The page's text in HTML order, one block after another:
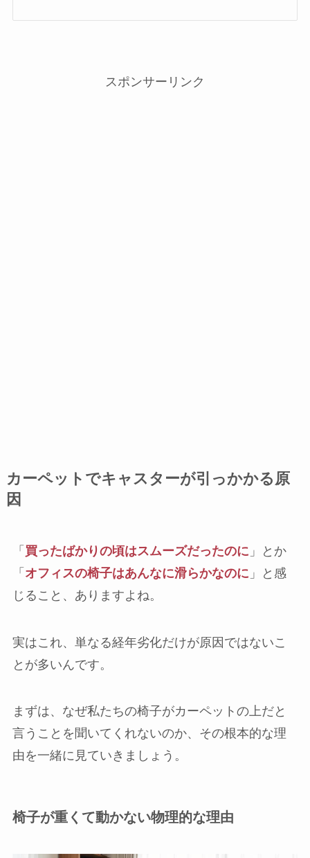
スポンサーリンク
カーペットでキャスターが引っかかる原
因
「 買ったばかりの頃はスムーズだったのに 」とか
「 オフィスの椅子はあんなに滑らかなのに 」と感
じること、ありますよね。
実はこれ、単なる経年劣化だけが原因ではないこ
とが多いんです。
まずは、なぜ私たちの椅子がカーペットの上だと
言うことを聞いてくれないのか、その根本的な理
由を一緒に見ていきましょう。
椅子が重くて動かない物理的な理由